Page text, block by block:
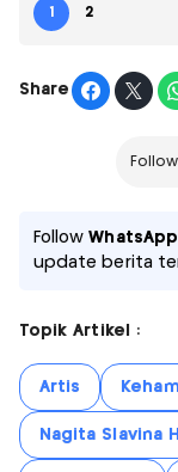
1 2
Share
Follow
update berita
Topik Artikel :
Artis
Nagita Slavina